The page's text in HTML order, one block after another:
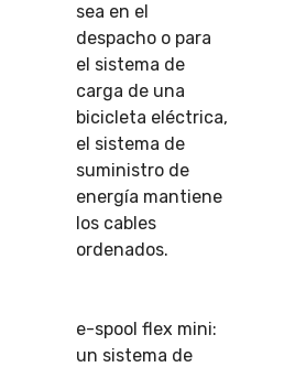
sea en el
despacho o para
el sistema de
carga de una
bicicleta eléctrica,
el sistema de
suministro de
energía mantiene
los cables
ordenados.
e-spool flex mini:
un sistema de